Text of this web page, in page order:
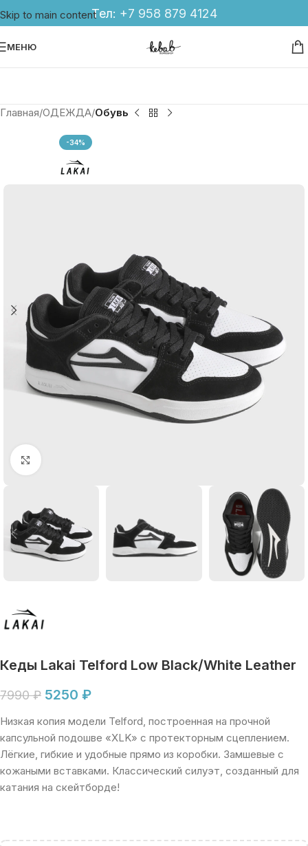
Skip to main contentТел: +7 958 879 4124
МЕНЮ
Главная ОДЕЖДА Обувь
-34%
Кеды Lakai Telford Low Black/White Leather
7990₽ 5250 ₽
Низкая копия модели Telford, построенная на прочной
капсульной подошве «XLK» с протекторным сцеплением.
Лёгкие, гибкие и удобные прямо из коробки. Замшевые с
кожаными вставками. Классический силуэт, созданный для
катания на скейтборде!